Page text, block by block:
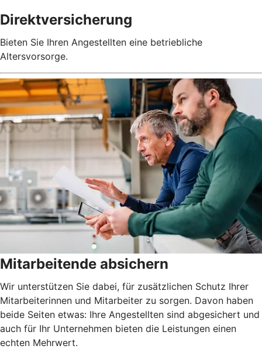
Direktversicherung
Bieten Sie Ihren Angestellten eine betriebliche
Altersvorsorge.
Mitarbeitende absichern
Wir unterstützen Sie dabei, für zusätzlichen Schutz Ihrer
Mitarbeiterinnen und Mitarbeiter zu sorgen. Davon haben
beide Seiten etwas: Ihre Angestellten sind abgesichert und
auch für Ihr Unternehmen bieten die Leistungen einen
echten Mehrwert.